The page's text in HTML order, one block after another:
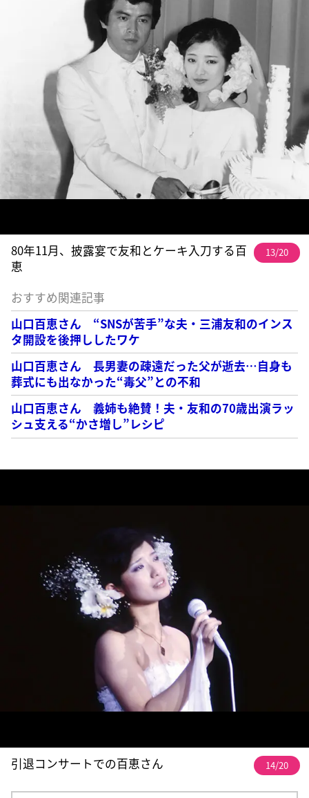
80年11月、披露宴で友和とケーキ入刀する百
恵
13/20
おすすめ関連記事
山口百恵さん “SNSが苦手”な夫・三浦友和のインス
タ開設を後押ししたワケ
山口百恵さん 長男妻の疎遠だった父が逝去…自身も
葬式にも出なかった“毒父”との不和
山口百恵さん 義姉も絶賛！夫・友和の70歳出演ラッ
シュ支える“かさ増し”レシピ
引退コンサートでの百恵さん 14/20